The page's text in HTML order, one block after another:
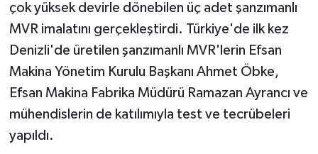
çok yüksek devirle dönebilen üç adet şanzımanlı
MVR imalatını gerçekleştirdi. Türkiye'de ilk kez
Denizli'de üretilen şanzımanlı MVR'lerin Efsan
Makina Yönetim Kurulu Başkanı Ahmet Öbke,
Efsan Makina Fabrika Müdürü Ramazan Ayrancı ve
mühendislerin de katılımıyla test ve tecrübeleri
yapıldı.